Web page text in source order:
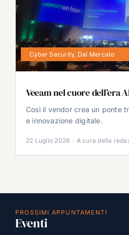
Cyber Security, Dal Mercato
Veeam nel cuore dell’era
Così il vendor crea un ponte
e innovazione digitale.
22 Luglio 2026 · A cura della
PROSSIMI APPUNTAMENTI
Eventi